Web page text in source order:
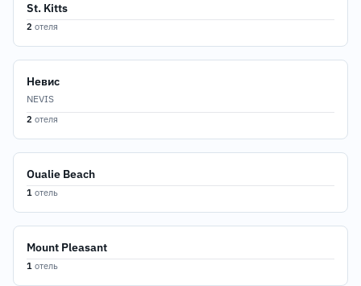
St. Kitts
2 отеля
Невис
NEVIS
2 отеля
Oualie Beach
1 отель
Mount Pleasant
1 отель